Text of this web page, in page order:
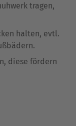
tragen,
halten, evtl.
diese fördern